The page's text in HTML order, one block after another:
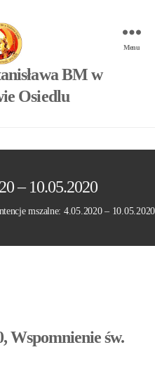
BM w
Osiedlu
Menu
– 10.05.2020
mszalne: 4.05.2020 – 10.05.2020
Wspomnienie św.